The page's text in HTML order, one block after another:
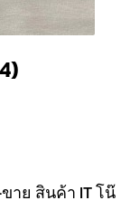
าย สินค้า IT โน๊